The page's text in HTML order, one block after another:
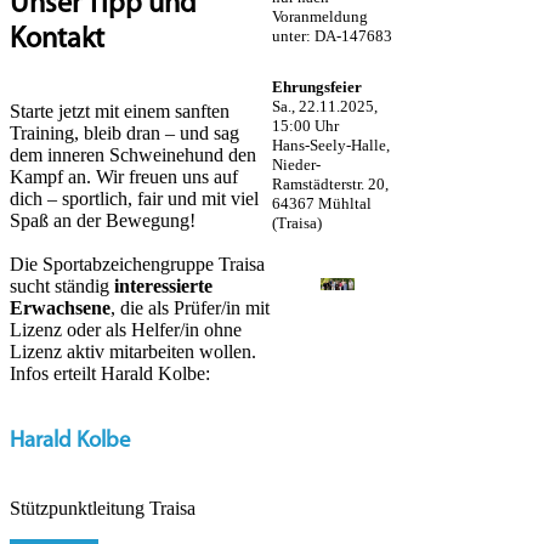
Kontakt
Starte jetzt mit einem sanften
Training, bleib dran – und sag
dem inneren Schweinehund den
Kampf an. Wir freuen uns auf
dich – sportlich, fair und mit viel
Spaß an der Bewegung!
Die Sportabzeichengruppe Traisa
sucht ständig interessierte
Erwachsene, die als Prüfer/in mit
Lizenz oder als Helfer/in ohne
Lizenz aktiv mitarbeiten wollen.
Infos erteilt Harald Kolbe:
Harald Kolbe
Stützpunktleitung Traisa
Voranmeldung
unter: DA-147683
Ehrungsfeier
Sa., 22.11.2025,
15:00 Uhr
Hans-Seely-Halle,
Nieder-
Ramstädterstr. 20,
64367 Mühltal
(Traisa)